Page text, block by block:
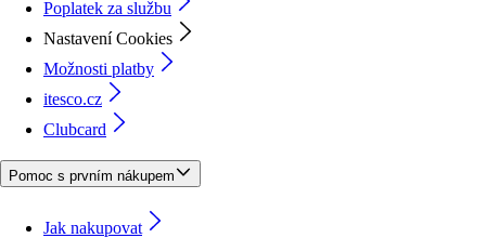
Poplatek za službu
Nastavení Cookies
Možnosti platby
itesco.cz
Clubcard
Pomoc s prvním nákupem
Jak nakupovat